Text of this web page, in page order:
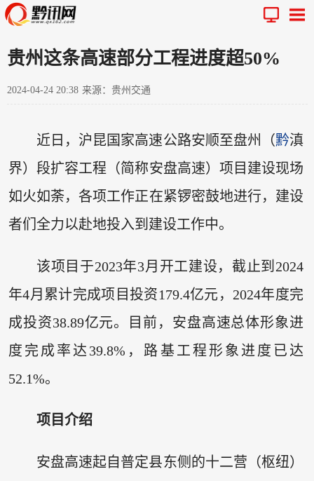
贵州这条高速部分工程进度超50%
2024-04-24 20:38 来源：贵州交通
近日，沪昆国家高速公路安顺至盘州（黔滇
界）段扩容工程（简称安盘高速）项目建设现场
如火如荼，各项工作正在紧锣密鼓地进行，建设
者们全力以赴地投入到建设工作中。
该项目于2023年3月开工建设，截止到2024
年4月累计完成项目投资179.4亿元，2024年度完
成投资38.89亿元。目前，安盘高速总体形象进
度完成率达39.8%，路基工程形象进度已达
52.1%。
项目介绍
安盘高速起自普定县东侧的十二营（枢纽）